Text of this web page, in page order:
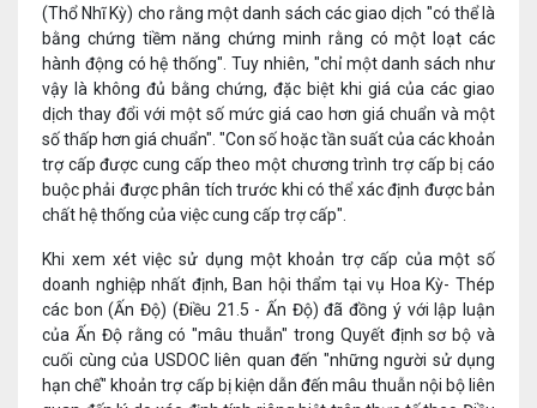
(Thổ Nhĩ Kỳ) cho rằng một danh sách các giao dịch "có thể là
bằng chứng tiềm năng chứng minh rằng có một loạt các
hành động có hệ thống". Tuy nhiên, "chỉ một danh sách như
vậy là không đủ bằng chứng, đặc biệt khi giá của các giao
dịch thay đổi với một số mức giá cao hơn giá chuẩn và một
số thấp hơn giá chuẩn". "Con số hoặc tần suất của các khoản
trợ cấp được cung cấp theo một chương trình trợ cấp bị cáo
buộc phải được phân tích trước khi có thể xác định được bản
chất hệ thống của việc cung cấp trợ cấp".
Khi xem xét việc sử dụng một khoản trợ cấp của một số
doanh nghiệp nhất định, Ban hội thẩm tại vụ Hoa Kỳ- Thép
các bon (Ấn Độ) (Điều 21.5 - Ấn Độ) đã đồng ý với lập luận
của Ấn Độ rằng có "mâu thuẫn" trong Quyết định sơ bộ và
cuối cùng của USDOC liên quan đến "những người sử dụng
hạn chế" khoản trợ cấp bị kiện dẫn đến mâu thuẫn nội bộ liên